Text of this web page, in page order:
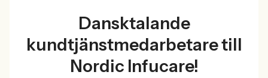
Dansktalande
kundtjänstmedarbetare till
Nordic Infucare!